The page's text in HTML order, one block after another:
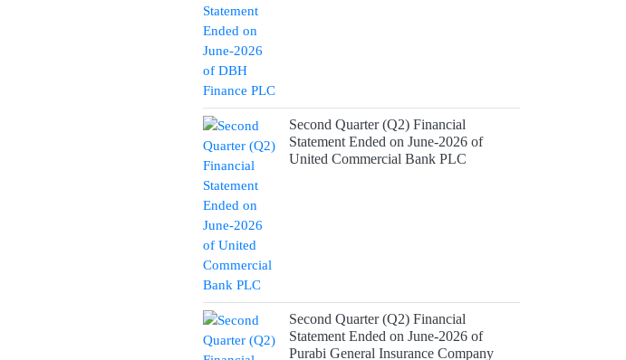
Second Quarter (Q2) Financial
Statement Ended on June-2026 of
United Commercial Bank PLC
Second Quarter (Q2) Financial
Statement Ended on June-2026 of
Purabi General Insurance Company